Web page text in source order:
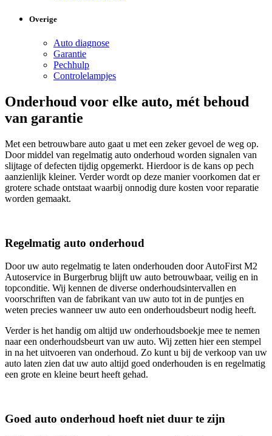
Overige
Auto diagnose
Garantie
Pechhulp
Controlelampjes
Onderhoud voor elke auto, mét behoud
van garantie
Met een betrouwbare auto gaat u met een zeker gevoel de weg op.
Door middel van regelmatig auto onderhoud worden signalen van
slijtage of defecten tijdig opgemerkt. Hierdoor is de kans op pech
aanzienlijk kleiner. Verder wordt op deze manier voorkomen dat er
grotere schade ontstaat waarbij onnodig dure kosten voor reparatie
worden gemaakt.
Regelmatig auto onderhoud
Door uw auto regelmatig te laten onderhouden door AutoFirst M2
Autoservice in Burgerbrug blijft uw auto betrouwbaar, veilig en in
topconditie. Wij kennen de diverse onderhoudsintervallen en
voorschriften van de fabrikant van uw auto tot in de puntjes en
weten precies wanneer uw auto een onderhoudsbeurt nodig heeft.
Verder is het handig om altijd uw onderhoudsboekje mee te nemen
naar een onderhoudsbeurt van uw auto. Wij zetten hier een stempel
in na het uitvoeren van onderhoud. Zo kunt u bij de verkoop van uw
auto laten zien dat uw auto altijd goed onderhouden is en regelmatig
een grote en kleine beurt heeft gehad.
Goed auto onderhoud hoeft niet duur te zijn